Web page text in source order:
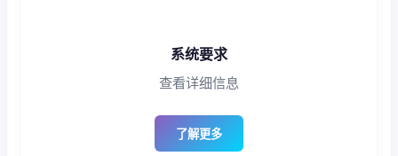
系统要求
查看详细信息
了解更多